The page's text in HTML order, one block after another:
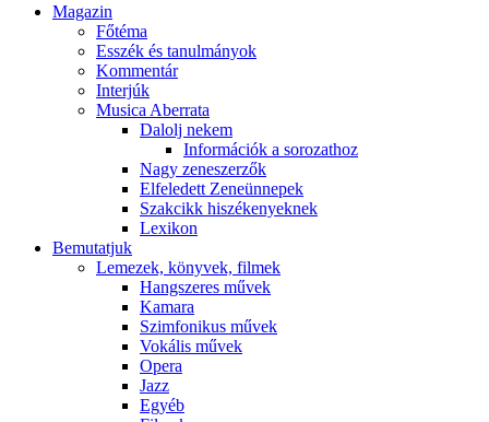
Magazin
Főtéma
Esszék és tanulmányok
Kommentár
Interjúk
Musica Aberrata
Dalolj nekem
Információk a sorozathoz
Nagy zeneszerzők
Elfeledett Zeneünnepek
Szakcikk hiszékenyeknek
Lexikon
Bemutatjuk
Lemezek, könyvek, filmek
Hangszeres művek
Kamara
Szimfonikus művek
Vokális művek
Opera
Jazz
Egyéb